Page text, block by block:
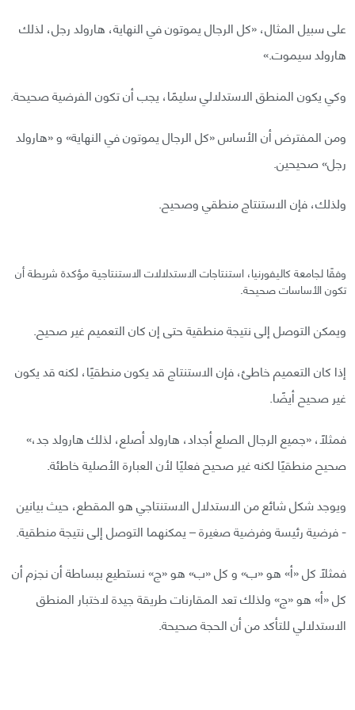
على سبيل المثال، «كل الرجال يموتون في النهاية، هارولد رجل، لذلك
هارولد سيموت.»
وكي يكون المنطق الاستدلالي سليمًا، يجب أن تكون الفرضية صحيحة.
ومن المفترض أن الأساس «كل الرجال يموتون في النهاية» و «هارولد
رجل» صحيحين.
ولذلك، فإن الاستنتاج منطقي وصحيح.
وفقًا لجامعة كاليفورنيا، استنتاجات الاستدلالات الاستنتاجية مؤكدة شريطة أن
تكون الأساسات صحيحة.
ويمكن التوصل إلى نتيجة منطقية حتى إن كان التعميم غير صحيح.
إذا كان التعميم خاطئ، فإن الاستنتاج قد يكون منطقيًا، لكنه قد يكون
غير صحيح أيضًا.
فمثلًا، «جميع الرجال الصلع أجداد، هارولد أصلع، لذلك هارولد جد،»
صحيح منطقيًا لكنه غير صحيح فعليًا لأن العبارة الأصلية خاطئة.
ويوجد شكل شائع من الاستدلال الاستنتاجي هو المقطع، حيث بيانين
- فرضية رئيسة وفرضية صغيرة – يمكنهما التوصل إلى نتيجة منطقية.
فمثلًا كل «أ» هو «ب» و كل «ب» هو «ج» نستطيع ببساطة أن نجزم أن
كل «أ» هو «ج» ولذلك تعد المقارنات طريقة جيدة لاختبار المنطق
الاستدلالي للتأكد من أن الحجة صحيحة.